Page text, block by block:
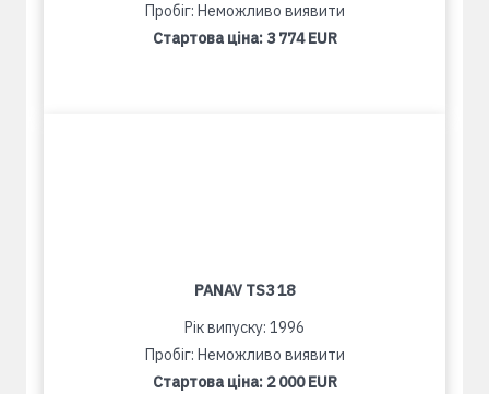
Пробіг: Неможливо виявити
Стартова ціна: 3 774 EUR
PANAV TS3 18
Рік випуску: 1996
Пробіг: Неможливо виявити
Стартова ціна: 2 000 EUR